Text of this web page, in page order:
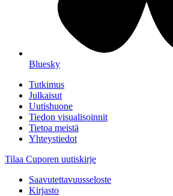
Bluesky
Tutkimus
Julkaisut
Uutishuone
Tiedon visualisoinnit
Tietoa meistä
Yhteystiedot
Tilaa Cuporen uutiskirje
Saavutettavuusseloste
Kirjasto